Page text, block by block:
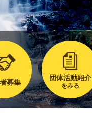
募集
団体活動紹介
をみる